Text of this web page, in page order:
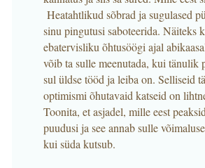
Heatahtlikud sõbrad ja sugulased
sinu pingutusi saboteerida. Näiteks
ebatervisliku õhtusöögi ajal
võib ta sulle meenutada, kui tänulik
sul üldse tööd ja leiba on. Selliseid
optimismi õhutavaid katseid on
Toonita, et asjadel, mille eest
puudusi ja see annab sulle
kui süda kutsub.